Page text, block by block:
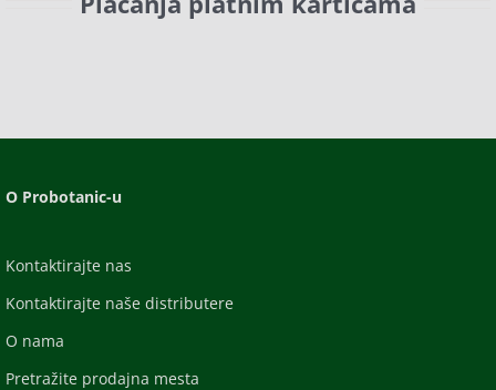
O Probotanic-u
Kontaktirajte nas
Kontaktirajte naše distributere
O nama
Pretražite prodajna mesta